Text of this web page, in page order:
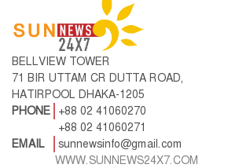
BELLVIEW TOWER
71 BIR UTTAM CR DUTTA ROAD,
HATIRPOOL DHAKA-1205
PHONE
+88 02 41060270
+88 02 41060271
EMAIL
sunnewsinfo@gmail.com
WWW.SUNNEWS24X7.COM